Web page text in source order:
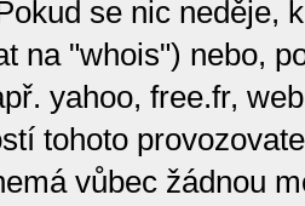
se nic neděje,
na "whois") nebo,
yahoo, free.fr,
tohoto
vůbec žádnou